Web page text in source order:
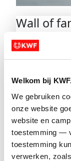
Welkom bij
We gebruiken
onze website
website en
toestemming —
toestemming
verwerken,
Wall of
Datum
26 - 30
Locatie
Utrecht